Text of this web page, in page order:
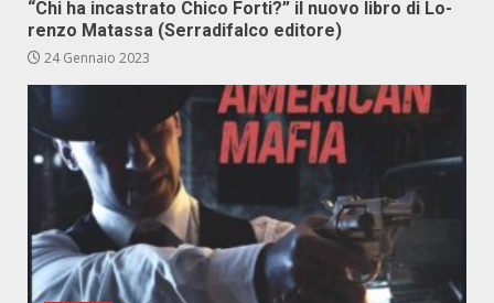
“Chi ha in­ca­stra­to Chi­co For­ti?” il nuo­vo li­bro di Lo­
ren­zo Ma­tas­sa (Ser­ra­di­fal­co edi­to­re)
24 Gennaio 2023